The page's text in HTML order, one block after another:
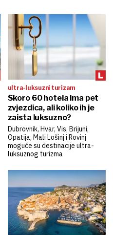
ultra-luksuzni turizam
Skoro 60 hotela ima pet
zvjezdica, ali koliko ih je
zaista luksuzno?
Dubrovnik, Hvar, Vis, Brijuni,
Opatija, Mali Lošinj i Rovinj
moguće su destinacije ultra-
luksuznog turizma